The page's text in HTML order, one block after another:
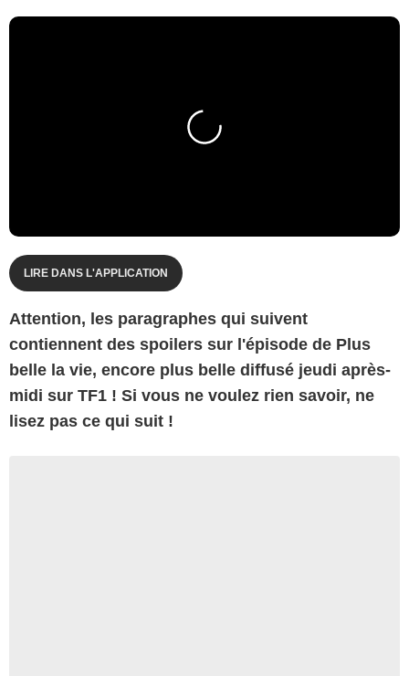
LIRE DANS L'APPLICATION
Attention, les paragraphes qui suivent
contiennent des spoilers sur l'épisode de Plus
belle la vie, encore plus belle diffusé jeudi après-
midi sur TF1 ! Si vous ne voulez rien savoir, ne
lisez pas ce qui suit !